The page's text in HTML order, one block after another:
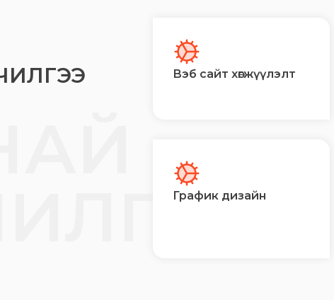
Вэб сайт хөгжүүлэлт
График дизайн